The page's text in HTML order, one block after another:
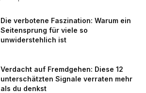
Die verbotene Faszination: Warum ein
Seitensprung für viele so
unwiderstehlich ist
Verdacht auf Fremdgehen: Diese 12
unterschätzten Signale verraten mehr
als du denkst